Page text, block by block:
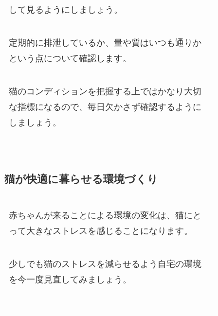
して見るようにしましょう。
定期的に排泄しているか、量や質はいつも通りか
という点について確認します。
猫のコンディションを把握する上ではかなり大切
な指標になるので、毎日欠かさず確認するように
しましょう。
猫が快適に暮らせる環境づくり
赤ちゃんが来ることによる環境の変化は、猫にと
って大きなストレスを感じることになります。
少しでも猫のストレスを減らせるよう自宅の環境
を今一度見直してみましょう。